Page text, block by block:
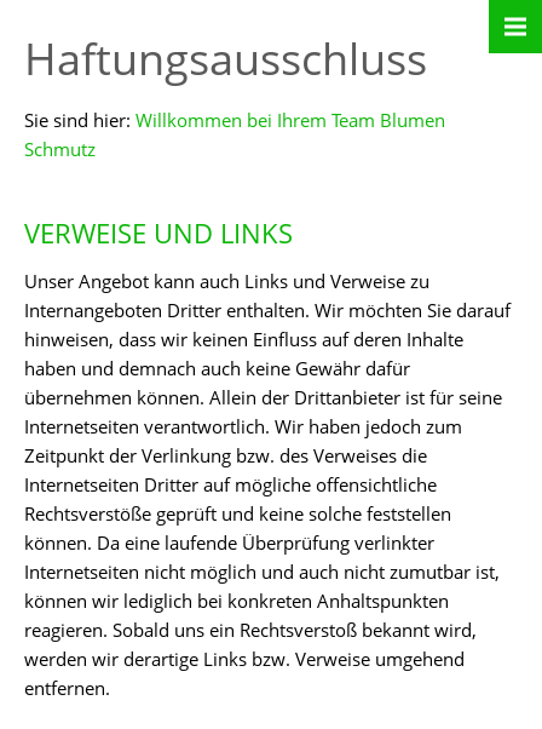
Haftungsausschluss
Sie sind hier: Willkommen bei Ihrem Team Blumen
Schmutz
VERWEISE UND LINKS
Unser Angebot kann auch Links und Verweise zu
Internangeboten Dritter enthalten. Wir möchten Sie darauf
hinweisen, dass wir keinen Einfluss auf deren Inhalte
haben und demnach auch keine Gewähr dafür
übernehmen können. Allein der Drittanbieter ist für seine
Internetseiten verantwortlich. Wir haben jedoch zum
Zeitpunkt der Verlinkung bzw. des Verweises die
Internetseiten Dritter auf mögliche offensichtliche
Rechtsverstöße geprüft und keine solche feststellen
können. Da eine laufende Überprüfung verlinkter
Internetseiten nicht möglich und auch nicht zumutbar ist,
können wir lediglich bei konkreten Anhaltspunkten
reagieren. Sobald uns ein Rechtsverstoß bekannt wird,
werden wir derartige Links bzw. Verweise umgehend
entfernen.